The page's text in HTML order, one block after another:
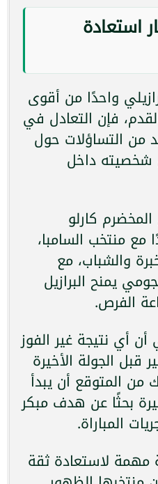
استعادة
واحدًا من أقوى
فإن التعادل في
من التساؤلات حول
شخصيته داخل
كارلو
مع منتخب السامبا،
والشباب، مع
يمنح البرازيل
الفرص.
أن أي نتيجة غير الفوز
الجولة الأخيرة
من المتوقع أن يبدأ
بحثًا عن هدف مبكر
المباراة.
مهمة لاستعادة ثقة